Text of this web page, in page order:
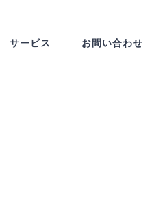
サービス お問い合わせ